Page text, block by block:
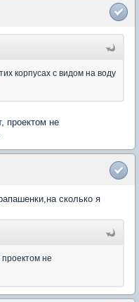
корпусах с видом на воду
проектом не
сколько я
не